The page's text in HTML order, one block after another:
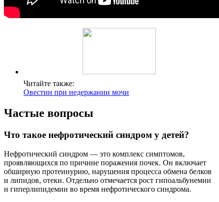
Читайте также:
Овестин при недержании мочи
Частые вопросы
Что такое нефротический синдром у детей?
Нефротический синдром — это комплекс симптомов,
проявляющихся по причине поражения почек. Он включает
обширную протеинурию, нарушения процесса обмена белков
и липидов, отеки. Отдельно отмечается рост гипоальбунемии
и гиперлипидемии во время нефротического синдрома.